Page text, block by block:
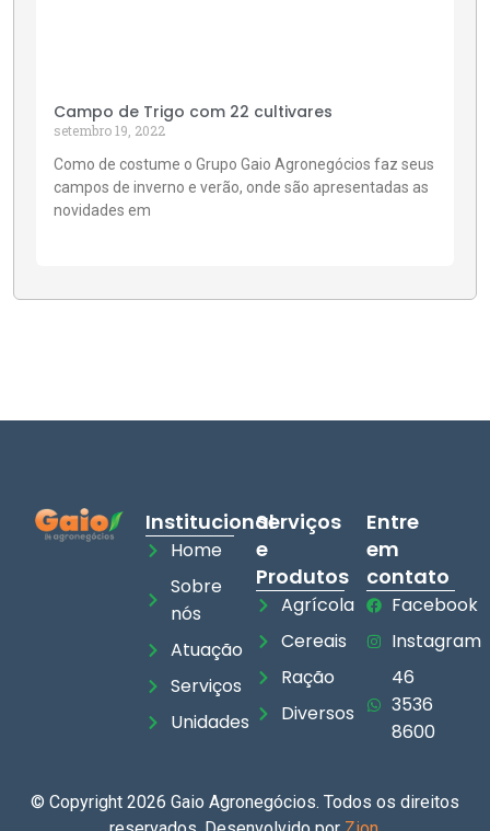
Campo de Trigo com 22 cultivares
setembro 19, 2022
Como de costume o Grupo Gaio Agronegócios faz seus
campos de inverno e verão, onde são apresentadas as
novidades em
Institucional
Home
Sobre
nós
Atuação
Serviços
Unidades
Serviços
e
Produtos
Agrícola
Cereais
Ração
Diversos
Entre
em
contato
Facebook
Instagram
46
3536
8600
© Copyright 2026 Gaio Agronegócios. Todos os direitos